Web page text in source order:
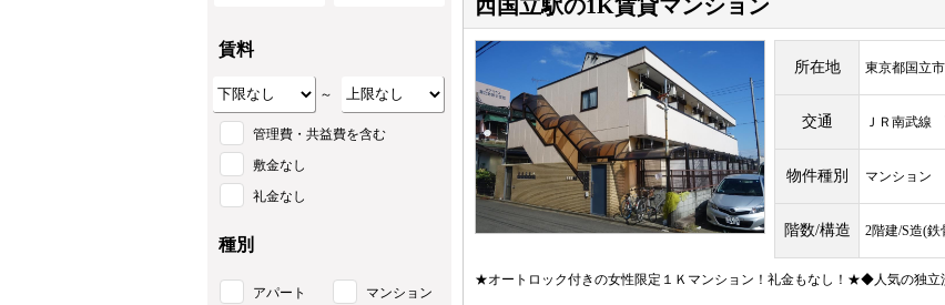
西国立駅の1K賃貸マンション
所在地 東京都国立
交通 ＪＲ南武線
物件種別 マンション
階数/構造 2階建/S造(鉄
★オートロック付きの女性限定１Ｋマンション！礼金もなし！★◆人気の独
賃料
～
管理費・共益費を含む
敷金なし
礼金なし
種別
アパート マンション